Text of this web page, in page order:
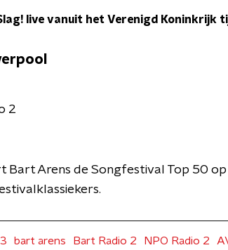
live vanuit het Verenigd Koninkrijk
2
Bart Arens de Songfestival Top 50 op
bart arens Bart Radio 2 NPO Radio 2